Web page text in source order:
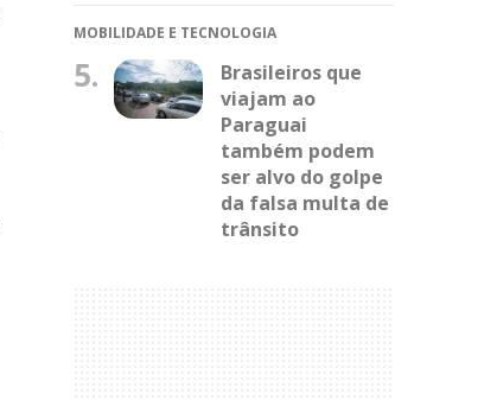
MOBILIDADE E TECNOLOGIA
5.
Brasileiros que
viajam ao
Paraguai
também podem
ser alvo do golpe
da falsa multa de
trânsito